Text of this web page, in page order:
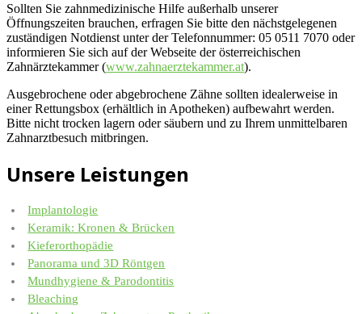
Sollten Sie zahnmedizinische Hilfe außerhalb unserer
Öffnungszeiten brauchen, erfragen Sie bitte den nächstgelegenen
zuständigen Notdienst unter der Telefonnummer: 05 0511 7070 oder
informieren Sie sich auf der Webseite der österreichischen
Zahnärztekammer (www.zahnaerztekammer.at).
Ausgebrochene oder abgebrochene Zähne sollten idealerweise in
einer Rettungsbox (erhältlich in Apotheken) aufbewahrt werden.
Bitte nicht trocken lagern oder säubern und zu Ihrem unmittelbaren
Zahnarztbesuch mitbringen.
Unsere Leistungen
Implantologie
Keramik: Kronen & Brücken
Kieferorthopädie
Panorama und 3D Röntgen
Mundhygiene & Parodontitis
Bleaching